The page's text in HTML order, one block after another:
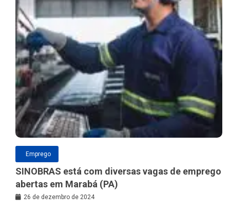
Emprego
SINOBRAS está com diversas vagas de emprego
abertas em Marabá (PA)
26 de dezembro de 2024